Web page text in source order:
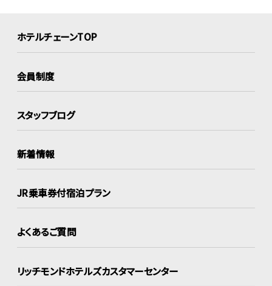
ホテルチェーンTOP
会員制度
スタッフブログ
新着情報
JR乗車券付宿泊プラン
よくあるご質問
リッチモンドホテルズカスタマーセンター